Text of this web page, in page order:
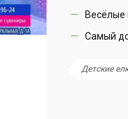
Весёлые
Самый
Детские